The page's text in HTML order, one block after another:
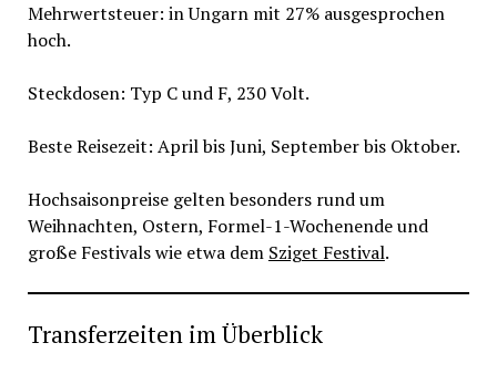
Mehrwertsteuer: in Ungarn mit 27% ausgesprochen
hoch.
Steckdosen: Typ C und F, 230 Volt.
Beste Reisezeit: April bis Juni, September bis Oktober.
Hochsaisonpreise gelten besonders rund um
Weihnachten, Ostern, Formel-1-Wochenende und
große Festivals wie etwa dem Sziget Festival.
Transferzeiten im Überblick